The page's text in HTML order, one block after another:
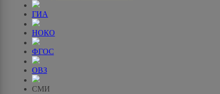
ГИА
НОКО
ФГОС
ОВЗ
СМИ